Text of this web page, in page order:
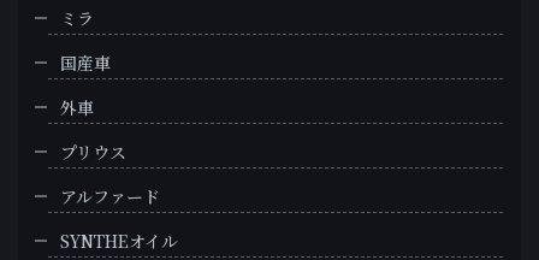
ミラ
国産車
外車
プリウス
アルファード
SYNTHEオイル